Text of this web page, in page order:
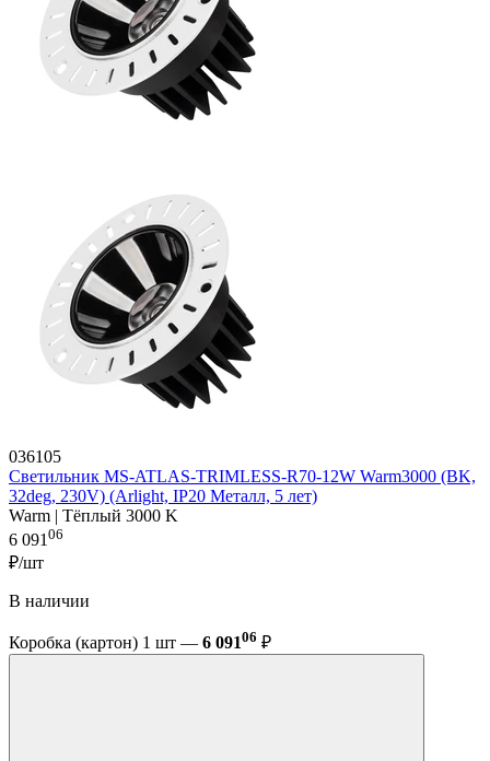
036105
Светильник MS-ATLAS-TRIMLESS-R70-12W Warm3000 (BK,
32deg, 230V) (Arlight, IP20 Металл, 5 лет)
Warm | Тёплый 3000 K
6 091 06
₽/шт
В наличии
Коробка (картон) 1 шт — 6 09106 ₽